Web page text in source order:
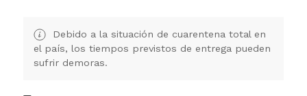
Debido a la situación de cuarentena total en
el país, los tiempos previstos de entrega pueden
sufrir demoras.